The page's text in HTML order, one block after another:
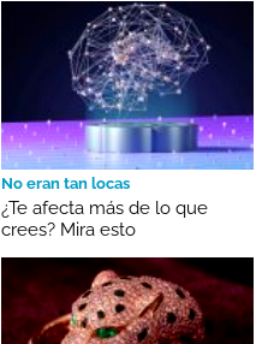
No eran tan locas
¿Te afecta más de lo que
crees? Mira esto